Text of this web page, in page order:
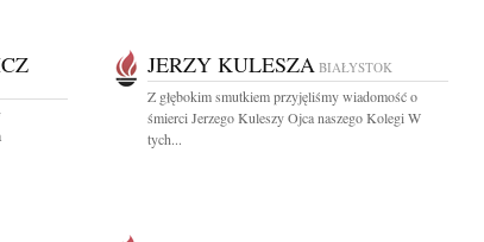
JERZY KULESZA BIAŁYSTOK
Z głębokim smutkiem przyjęliśmy wiadomość o
śmierci Jerzego Kuleszy Ojca naszego Kolegi W
tych...